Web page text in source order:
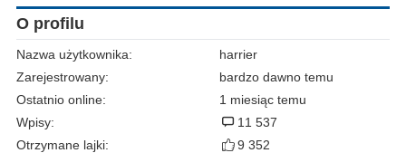
O profilu
Nazwa użytkownika:
harrier
Zarejestrowany:
bardzo dawno temu
Ostatnio online:
1 miesiąc temu
Wpisy:
11 537
Otrzymane lajki:
9 352